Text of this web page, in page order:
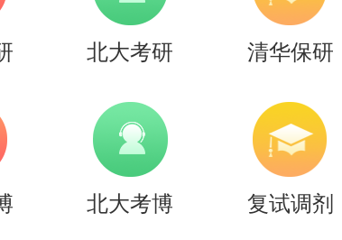
快递，请在醒目处注明：优秀
效性、完整性，如因不实信息
全由本人承担。
单：
北大考研 清华保研
北大考博 复试调剂